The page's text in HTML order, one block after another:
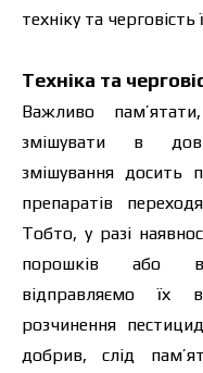
техніку та черговість
Техніка та
Важливо
змішувати в
змішування досить
препаратів
Тобто, у разі
порошків або
відправляємо їх
розчинення
добрив, слід